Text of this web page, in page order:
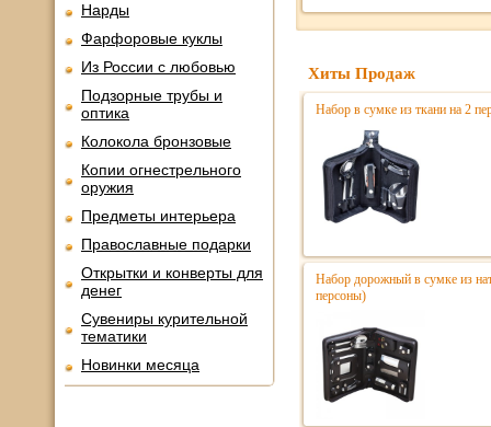
Нарды
Фарфоровые куклы
Из России с любовью
Подзорные трубы и
оптика
Колокола бронзовые
Копии огнестрельного
оружия
Предметы интерьера
Православные подарки
Открытки и конверты для
денег
Сувениры курительной
тематики
Новинки месяца
Хиты Продаж
Набор в сумке из ткани на 2
Набор дорожный в сумке из
персоны)